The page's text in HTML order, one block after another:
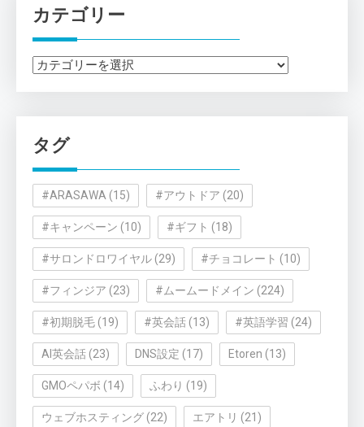
カテゴリー
カ
ー
タグ
#ARASAWA (15) #アウトドア (20)
#キャンペーン (10) #ギフト (18)
#サロンドロワイヤル (29) #チョコレート (10)
#フィンジア (23) #ムームードメイン (224)
#初期脱毛 (19) #英会話 (13) #英語学習 (24)
AI英会話 (23) DNS設定 (17) Etoren (13)
GMOペパボ (14) ふわり (19)
ウェブホスティング (22) エアトリ (21)